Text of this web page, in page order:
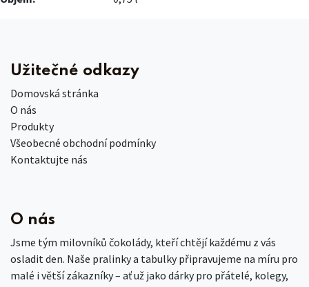
Užitečné odkazy
Domovská stránka
O nás
Produkty
Všeobecné obchodní podmínky
Kontaktujte nás
O nás
Jsme tým milovníků čokolády, kteří chtějí každému z vás
osladit den. Naše pralinky a tabulky připravujeme na míru pro
malé i větší zákazníky – ať už jako dárky pro přátelé, kolegy,